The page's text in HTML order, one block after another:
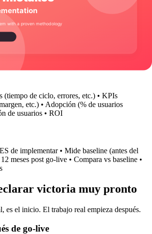
ágil (entregas incrementales) •
• Escala o reduce scope si es necesario
resultados
si el ERP fue exitoso o no.
(tiempo de ciclo, errores, etc.) • KPIs
etc.) • Adopción (% de usuarios
de usuarios • ROI
de implementar • Mide baseline (antes del
meses post go-live • Compara vs baseline •
victoria muy pronto
es el inicio. El trabajo real empieza después.
de go-live